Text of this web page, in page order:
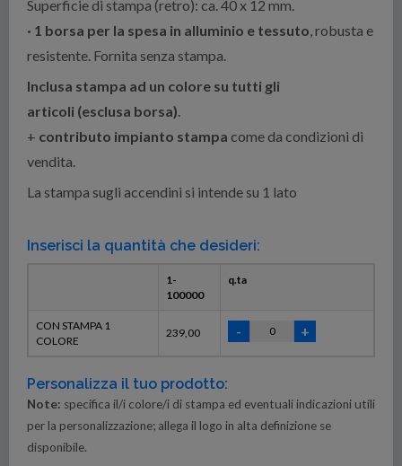
Superficie di stampa (retro): ca. 40 x 12 mm.
· 1 borsa per la spesa in alluminio e tessuto, robusta e
resistente. Fornita senza stampa.
Inclusa stampa ad un colore su tutti gli
articoli (esclusa borsa).
+ contributo impianto stampa come da condizioni di
vendita.
La stampa sugli accendini si intende su 1 lato
Inserisci la quantità che desideri:
1-
100000
q.ta
CON STAMPA 1
COLORE
239,00
Personalizza il tuo prodotto:
Note: specifica il/i colore/i di stampa ed eventuali indicazioni utili
per la personalizzazione; allega il logo in alta definizione se
disponibile.